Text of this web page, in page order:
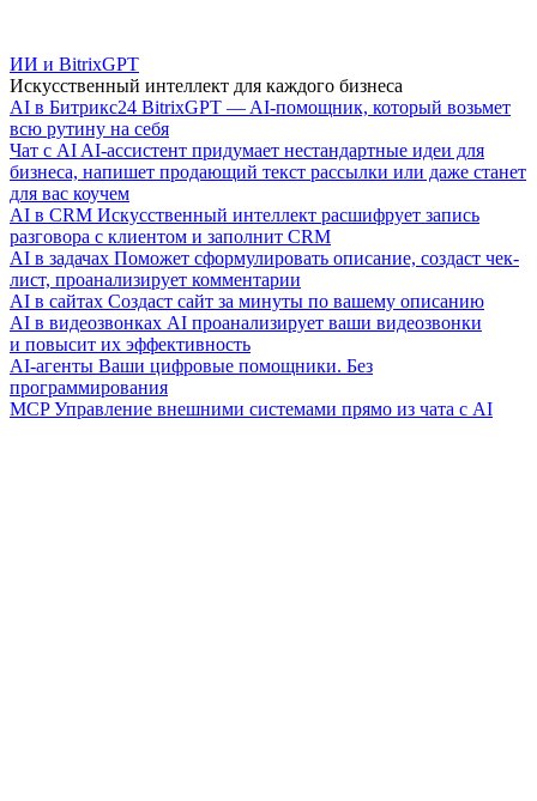
ИИ и BitrixGPT
Искусственный интеллект для каждого бизнеса
AI в Битрикс24 BitrixGPT — AI-помощник, который возьмет
всю рутину на себя
Чат с AI AI-ассистент придумает нестандартные идеи для
бизнеса, напишет продающий текст рассылки или даже станет
для вас коучем
AI в CRM Искусственный интеллект расшифрует запись
разговора с клиентом и заполнит CRM
AI в задачах Поможет сформулировать описание, создаст чек-
лист, проанализирует комментарии
AI в сайтах Создаст сайт за минуты по вашему описанию
AI в видеозвонках AI проанализирует ваши видеозвонки
и повысит их эффективность
AI-агенты Ваши цифровые помощники. Без
программирования
MCP Управление внешними системами прямо из чата с AI